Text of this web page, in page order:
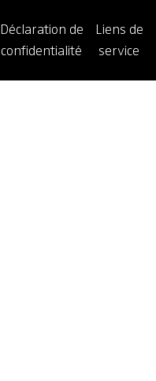
Déclaration de
confidentialité
Liens de
service